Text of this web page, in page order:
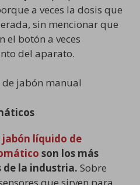
a veces la dosis que
sin mencionar que
el botón a veces
del aparato.
jabón líquido de
son los más
de la industria. Sobre
que sirven para